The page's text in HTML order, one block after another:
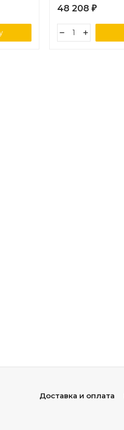
48 208 ₽
Доставка и оплата